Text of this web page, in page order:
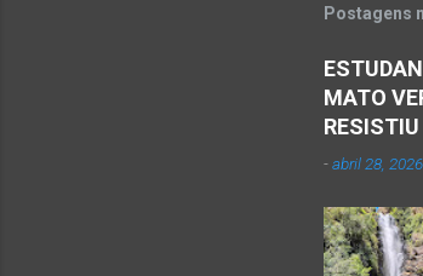
e
t
á
o
s
Postagens
MATO
-abril 28, 2026